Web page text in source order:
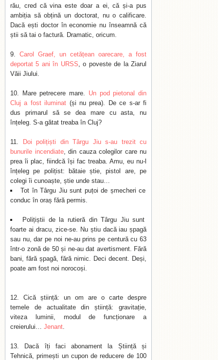
rău, cred că vina este doar a ei, că și-a pus
ambiția să obțină un doctorat, nu o calificare.
Dacă ești doctor în economie nu înseamnă că
știi să tai o factură. Dramatic, oricum.
Carol Graef, un cetățean oarecare, a fost
deportat 5 ani în URSS, o poveste de la Ziarul
Văii Jiului.
Mare petrecere mare. Un pod pietonal din
Cluj a fost iluminat (și nu prea). De ce s-ar fi
dus primarul să se dea mare cu asta, nu
înțeleg. S-a gătat treaba în Cluj?
Doi polițiști din Târgu Jiu s-au trezit cu
bunurile incendiate, din cauza colegilor care nu
prea îi plac, fiindcă își fac treaba. Amu, eu nu-l
înțeleg pe polițist: bătaie știe, pistol are, pe
colegi îi cunoaște, știe unde stau…
Tot în Târgu Jiu sunt puțoi de șmecheri ce
conduc în oraș fără permis.
Polițiștii de la rutieră din Târgu Jiu sunt
foarte ai dracu, zice-se. Nu știu dacă iau șpagă
sau nu, dar pe noi ne-au prins pe centură cu 63
într-o zonă de 50 și ne-au dat avertisment. Fără
bani, fără șpagă, fără nimic. Deci decent. Deși,
poate am fost noi norocoși.
Cică știință: un om are o carte despre
temele de actualitate din știință: gravitație,
viteza luminii, modul de funcționare a
creierului… Jenant.
Dacă îți faci abonament la Știință și
Tehnică, primești un cupon de reducere de 100